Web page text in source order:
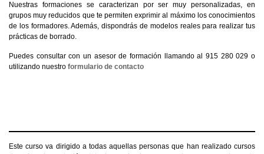
Nuestras formaciones se caracterizan por ser muy personalizadas, en
grupos muy reducidos que te permiten exprimir al máximo los conocimientos
de los formadores. Además, dispondrás de modelos reales para realizar tus
prácticas de borrado.
Puedes consultar con un asesor de formación llamando al 915 280 029 o
utilizando nuestro formulario de contacto
Este curso va dirigido a todas aquellas personas que han realizado cursos